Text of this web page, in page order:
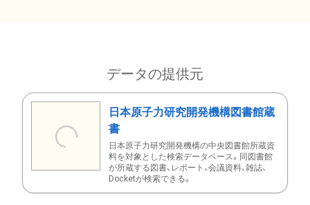
データの提供元
日本原子力研究開発機構図書館蔵
書
日本原子力研究開発機構の中央図書館所蔵資
料を対象とした検索データベース。同図書館
が所蔵する図書、レポート、会議資料、雑誌、
Docketが検索できる。